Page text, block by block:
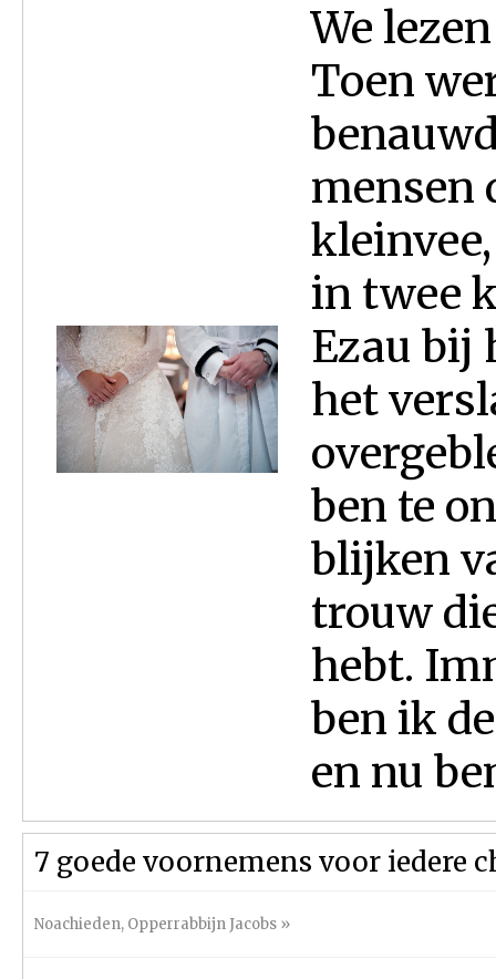
We
Toen
mensen
in twee
Ezau bij
het
ben te
blijken
trouw
hebt.
ben ik
en nu
7 goede voornemens voor iedere
Noachieden, Opperrabbijn Jacobs »